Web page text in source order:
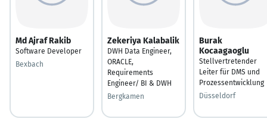
Md Ajraf Rakib
Software Developer
Bexbach
Zekeriya Kalabalik
DWH Data Engineer,
ORACLE,
Requirements
Engineer/ BI & DWH
Bergkamen
Burak
Kocaagaoglu
Stellvertretender
Leiter für DMS und
Prozessentwicklung
Düsseldorf